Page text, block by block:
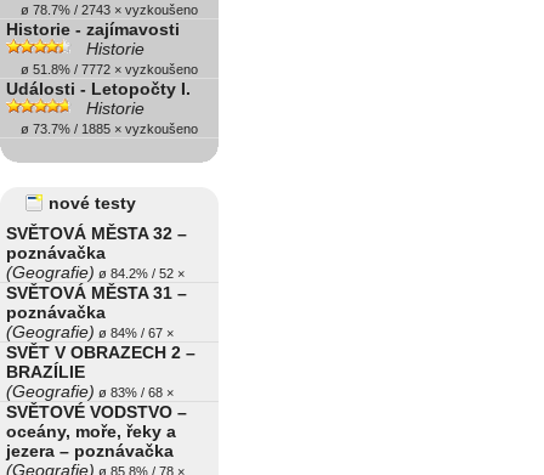
ø 78.7% / 2743 × vyzkoušeno
Historie - zajímavosti
Historie
ø 51.8% / 7772 × vyzkoušeno
Události - Letopočty I.
Historie
ø 73.7% / 1885 × vyzkoušeno
nové testy
SVĚTOVÁ MĚSTA 32 –
poznávačka
(Geografie) ø 84.2% / 52 ×
SVĚTOVÁ MĚSTA 31 –
poznávačka
(Geografie) ø 84% / 67 ×
SVĚT V OBRAZECH 2 –
BRAZÍLIE
(Geografie) ø 83% / 68 ×
SVĚTOVÉ VODSTVO –
oceány, moře, řeky a
jezera – poznávačka
(Geografie) ø 85.8% / 78 ×